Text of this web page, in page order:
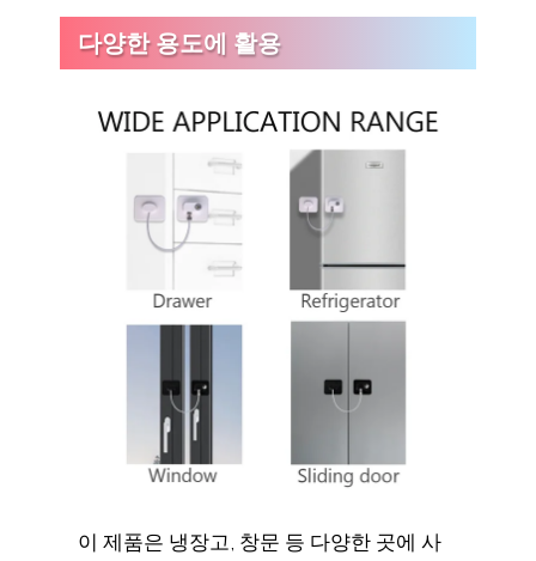
다양한 용도에 활용
이 제품은 냉장고, 창문 등 다양한 곳에 사